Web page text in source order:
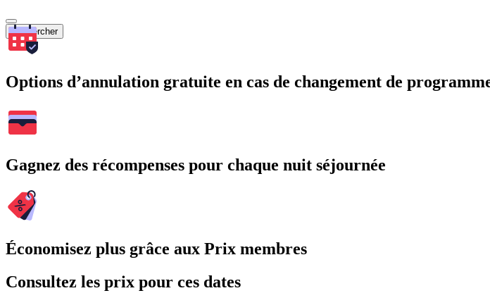
Rechercher
Options d’annulation gratuite en cas de changement de
Gagnez des récompenses pour chaque nuit séjournée
Économisez plus grâce aux Prix membres
Consultez les prix pour ces dates